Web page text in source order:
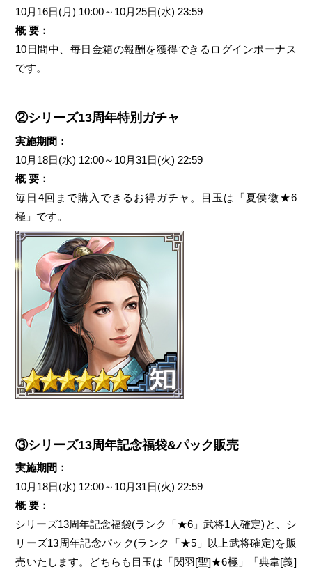
10月16日(月) 10:00～10月25日(水) 23:59
概 要：
10日間中、毎日金箱の報酬を獲得できるログインボーナス
です。
②シリーズ13周年特別ガチャ
実施期間：
10月18日(水) 12:00～10月31日(火) 22:59
概 要：
毎日4回まで購入できるお得ガチャ。目玉は「夏侯徽★6
極」です。
③シリーズ13周年記念福袋&パック販売
実施期間：
10月18日(水) 12:00～10月31日(火) 22:59
概 要：
シリーズ13周年記念福袋(ランク「★6」武将1人確定)と、シ
リーズ13周年記念パック(ランク「★5」以上武将確定)を販
売いたします。どちらも目玉は「関羽[聖]★6極」「典韋[義]